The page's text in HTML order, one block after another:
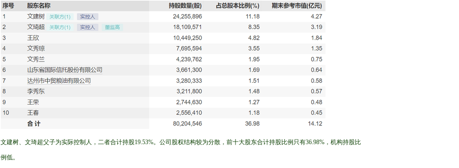
文建树、文琦超父子为实际控制人，二者合计持股19.53%。公司股权结构较为分散，前十大股东合计持股比例只有36.98%，机构持股比
例低。